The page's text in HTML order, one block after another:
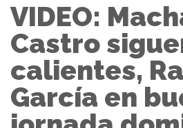
VIDEO:
Castro
calientes,
García en